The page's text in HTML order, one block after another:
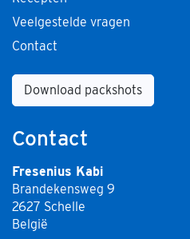
Contact
Fresenius Kabi
Brandekensweg 9
2627 Schelle
België
Veelgestelde vragen
Contact
Download packshots